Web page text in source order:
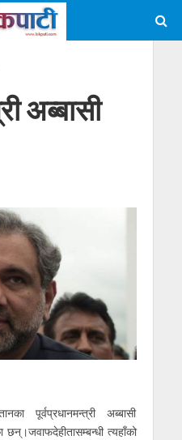
अब्बासी
पूर्वप्रधानमन्त्री अब्बासी
छन्।जवाफदेहीतासम्बन्धी त्यहाँको